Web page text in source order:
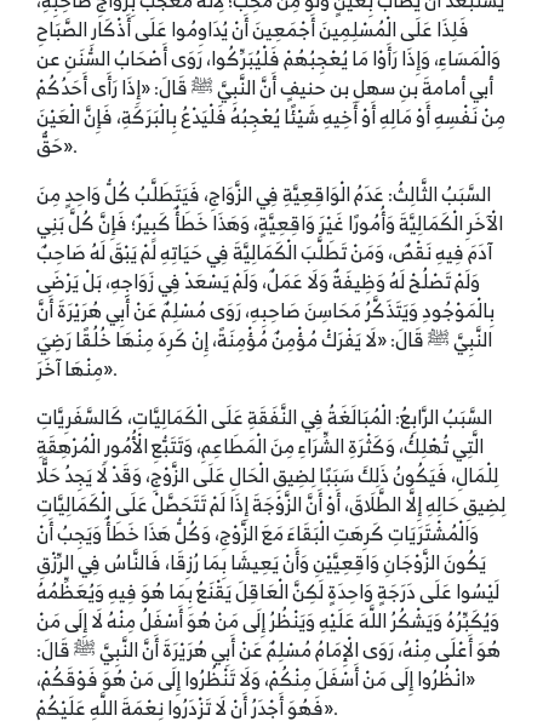
فَلِذَا عَلَى الْمُسْلِمِينَ أَجْمَعِينَ أَنْ يُدَاوِمُوا عَلَى أَذْكَارِ الصَّبَاحِ
وَالْمَسَاءِ، وَإِذَا رَأَوْا مَا يُعْجِبُهُمْ فَلْيُبَرِّكُوا، رَوَى أَصْحَابُ السُّنَنِ عن
أبي أمامةَ بنِ سهلِ بن حنيفٍ أَنَّ النَّبِيَّ ﷺ قَالَ: «إِذَا رَأَى أَحَدُكُمْ
مِنْ نَفْسِهِ أَوْ مَالِهِ أَوْ أَخِيهِ شَيْئًا يُعْجِبُهُ فَلْيَدْعُ بِالْبَرَكَةِ، فَإِنَّ الْعَيْنَ
حَقٌّ».
السَّبَبُ الثَّالِثُ: عَدَمُ الْوَاقِعِيَّةِ فِي الزَّوَاجِ، فَيَتَطَلَّبُ كُلُّ وَاحِدٍ مِنَ
الْآخَرِ الْكَمَالِيَّةَ وَأُمُورًا غَيْرَ وَاقِعِيَّةٍ، وَهَذَا خَطَأٌ كَبِيرٌ؛ فَإِنَّ كُلَّ بَنِي
آدَمَ فِيهِ نَقْصٌ، وَمَنْ تَطَلَّبَ الْكَمَالِيَّةَ فِي حَيَاتِهِ لَمْ يَبْقَ لَهُ صَاحِبٌ
وَلَمْ تَصْلُحْ لَهُ وَظِيفَةٌ وَلَا عَمَلٌ، وَلَمْ يَسْعَدْ فِي زَوَاجِهِ، بَلْ يَرْضَى
بِالْمَوْجُودِ وَيَتَذَكَّرُ مَحَاسِنَ صَاحِبِهِ، رَوَى مُسْلِمٌ عَنْ أَبِي هُرَيْرَةَ أَنَّ
النَّبِيَّ ﷺ قَالَ: «لَا يَفْرَكْ مُؤْمِنٌ مُؤْمِنَةً، إِنْ كَرِهَ مِنْهَا خُلُقًا رَضِيَ
مِنْهَا آخَرَ».
السَّبَبُ الرَّابِعُ: الْمُبَالَغَةُ فِي النَّفَقَةِ عَلَى الْكَمَالِيَّاتِ، كَالسَّفَرِيَّاتِ
الَّتِي تُهْلِكُ، وَكَثْرَةِ الشِّرَاءِ مِنَ الْمَطَاعِمِ، وَتَتَبُّعِ الْأُمُورِ الْمُرْهِقَةِ
لِلْمَالِ، فَيَكُونُ ذَلِكَ سَبَبًا لِضِيقِ الْحَالِ عَلَى الزَّوْجِ، وَقَدْ لَا يَجِدُ حَلًّا
لِضِيقِ حَالِهِ إِلَّا الطَّلَاقَ، أَوْ أَنَّ الزَّوْجَةَ إِذَا لَمْ تَتَحَصَّلْ عَلَى الْكَمَالِيَّاتِ
وَالْمُشْتَرَيَاتِ كَرِهَتِ الْبَقَاءَ مَعَ الزَّوْجِ، وَكُلُّ هَذَا خَطَأٌ وَيَجِبُ أَنْ
يَكُونَ الزَّوْجَانِ وَاقِعِيَّيْنِ وَأَنْ يَعِيشَا بِمَا رُزِقَا، فَالنَّاسُ فِي الرِّزْقِ
لَيْسُوا عَلَى دَرَجَةٍ وَاحِدَةٍ لَكِنَّ الْعَاقِلَ يَقْنَعُ بِمَا هُوَ فِيهِ وَيُعَظِّمُهُ
وَيُكَبِّرُهُ وَيَشْكُرُ اللَّهَ عَلَيْهِ وَيَنْظُرُ إِلَى مَنْ هُوَ أَسْفَلُ مِنْهُ لَا إِلَى مَنْ
هُوَ أَعْلَى مِنْهُ، رَوَى الْإِمَامُ مُسْلِمٌ عَنْ أَبِي هُرَيْرَةَ أَنَّ النَّبِيَّ ﷺ قَالَ:
«انْظُرُوا إِلَى مَنْ أَسْفَلَ مِنْكُمْ، وَلَا تَنْظُرُوا إِلَى مَنْ هُوَ فَوْقَكُمْ،
فَهُوَ أَجْدَرُ أَنْ لَا تَزْدَرُوا نِعْمَةَ اللَّهِ عَلَيْكُمْ».